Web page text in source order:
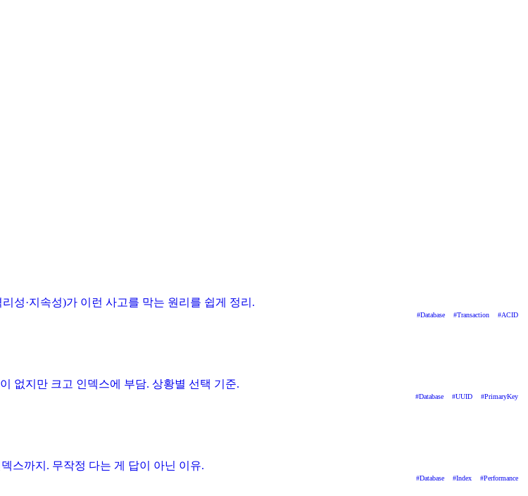
성·지속성)가 이런 사고를 막는 원리를 쉽게 정리.
#Database #Transaction #ACID
없지만 크고 인덱스에 부담. 상황별 선택 기준.
#Database #UUID #PrimaryKey
스까지. 무작정 다는 게 답이 아닌 이유.
#Database #Index #Performance